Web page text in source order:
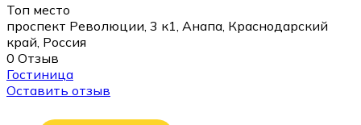
Топ место
проспект Революции, 3 к1, Анапа, Краснодарский
край, Россия
0 Отзыв
Гостиница
Оставить отзыв